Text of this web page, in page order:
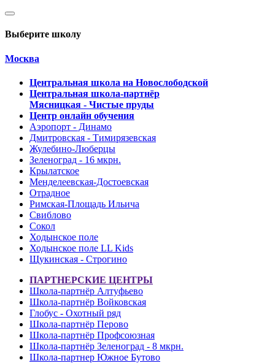
Выберите школу
Москва
Центральная школа на Новослободской
Центральная школа-партнёр
Мясницкая - Чистые пруды
Центр онлайн обучения
Аэропорт - Динамо
Дмитровская - Тимирязевская
Жулебино-Люберцы
Зеленоград - 16 мкрн.
Крылатское
Менделеевская-Достоевская
Отрадное
Римская-Площадь Ильича
Свиблово
Сокол
Ходынское поле
Ходынское поле LL Kids
Щукинская - Строгино
ПАРТНЕРСКИЕ ЦЕНТРЫ
Школа-партнёр Алтуфьево
Школа-партнёр Войковская
Глобус - Охотный ряд
Школа-партнёр Перово
Школа-партнёр Профсоюзная
Школа-партнёр Зеленоград - 8 мкрн.
Школа-партнер Южное Бутово